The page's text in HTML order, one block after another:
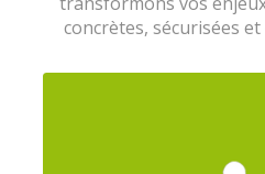
concrètes, sécurisées